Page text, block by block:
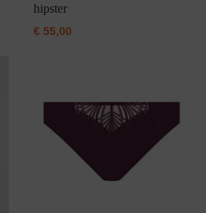
hipster
€55,00